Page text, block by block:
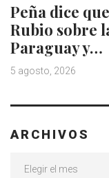
Peña dice
Rubio sobre
Paraguay y…
5 agosto, 2026
ARCHIVOS